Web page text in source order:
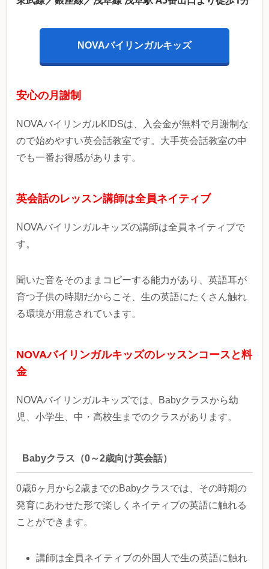
NOVAバイリンガルキッズ
安心の月謝制
NOVAバイリンガルKIDSは、入会金が無料で月謝制な
ので始めやすい英会話教室です。大手英会話教室の中
でも一番お得感があります。
英会話のレッスン講師は全員ネイティブ
NOVAバイリンガルキッズの講師は全員ネイティブで
す。
聞いた音をそのままコピーする能力があり、英語耳が
育つ子供の時期だからこそ、生の英語にたくさん触れ
る環境が用意されています。
NOVAバイリンガルキッズのレッスンコースと料
金
NOVAバイリンガルキッズでは、Babyクラスから幼
児、小学生、中・高校生までのクラスがあります。
Babyクラス（0～2歳向け英会話）
0歳6ヶ月から2歳までのBabyクラスでは、その時期の
発育にあわせた形で楽しくネイティブの英語に触れる
ことができます。
講師は全員ネイティブの外国人で生の英語に触れ